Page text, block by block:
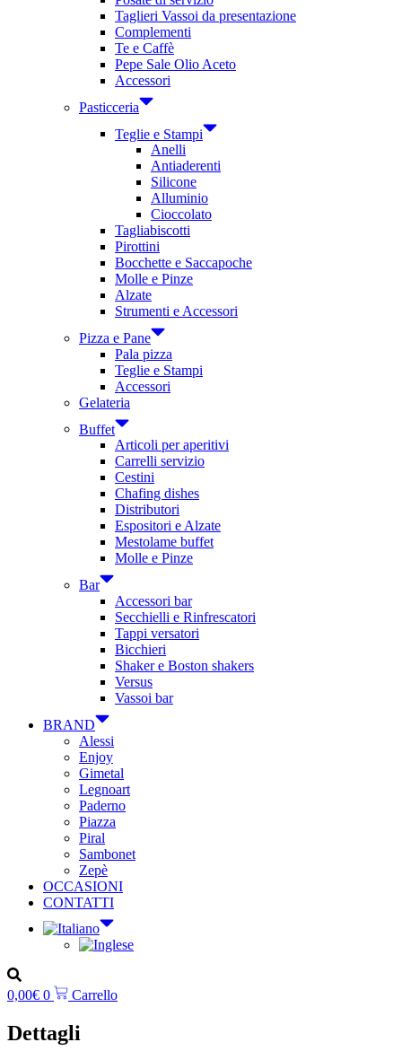
Taglieri Vassoi da presentazione
Complementi
Te e Caffè
Pepe Sale Olio Aceto
Accessori
Pasticceria
Teglie e Stampi
Anelli
Antiaderenti
Silicone
Alluminio
Cioccolato
Tagliabiscotti
Pirottini
Bocchette e Saccapoche
Molle e Pinze
Alzate
Strumenti e Accessori
Pizza e Pane
Pala pizza
Teglie e Stampi
Accessori
Gelateria
Buffet
Articoli per aperitivi
Carrelli servizio
Cestini
Chafing dishes
Distributori
Espositori e Alzate
Mestolame buffet
Molle e Pinze
Bar
Accessori bar
Secchielli e Rinfrescatori
Tappi versatori
Bicchieri
Shaker e Boston shakers
Versus
Vassoi bar
BRAND
Alessi
Enjoy
Gimetal
Legnoart
Paderno
Piazza
Piral
Sambonet
Zepè
OCCASIONI
CONTATTI
0,00€ 0 Carrello
Dettagli